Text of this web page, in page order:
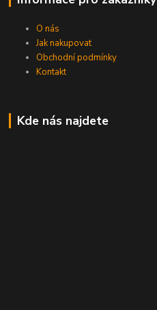
O nás
Jak nakupovat
Obchodní podmínky
Kontakt
Kde nás najdete